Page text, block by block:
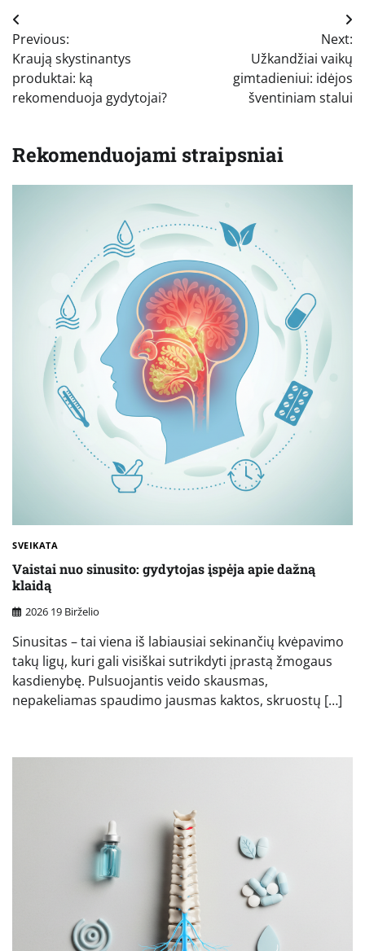
Navigacija
tarp
įrašų
Previous:
Kraują skystinantys
produktai: ką
rekomenduoja gydytojai?
Next:
Užkandžiai vaikų
gimtadieniui: idėjos
šventiniam stalui
Rekomenduojami straipsniai
SVEIKATA
Vaistai nuo sinusito: gydytojas įspėja apie dažną
klaidą
2026 19 Birželio
Sinusitas – tai viena iš labiausiai sekinančių kvėpavimo
takų ligų, kuri gali visiškai sutrikdyti įprastą žmogaus
kasdienybę. Pulsuojantis veido skausmas,
nepakeliamas spaudimo jausmas kaktos, skruostų […]